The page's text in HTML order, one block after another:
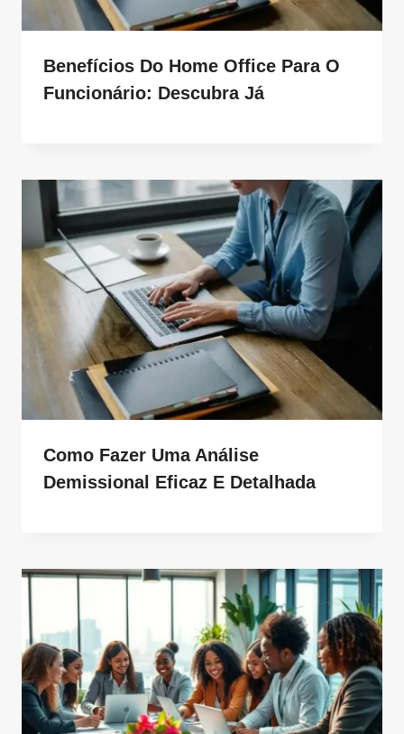
Benefícios Do Home Office Para O
Funcionário: Descubra Já
Como Fazer Uma Análise
Demissional Eficaz E Detalhada